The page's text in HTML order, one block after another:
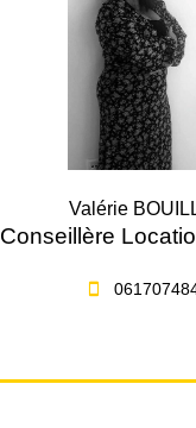
Valérie
Conseillère